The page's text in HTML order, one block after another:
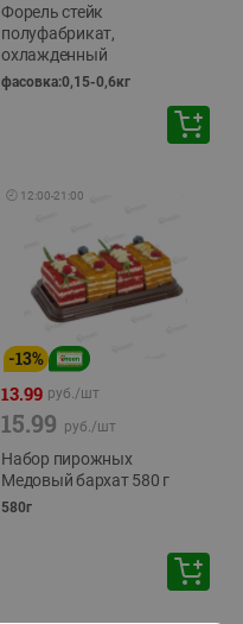
Форель стейк
полуфабрикат,
охлажденный
фасовка:0,15-0,6кг
🕘 12:00-21:00
-13%
13.99 руб./шт
15.99 руб./шт
Набор пирожных
Медовый бархат 580 г
580г